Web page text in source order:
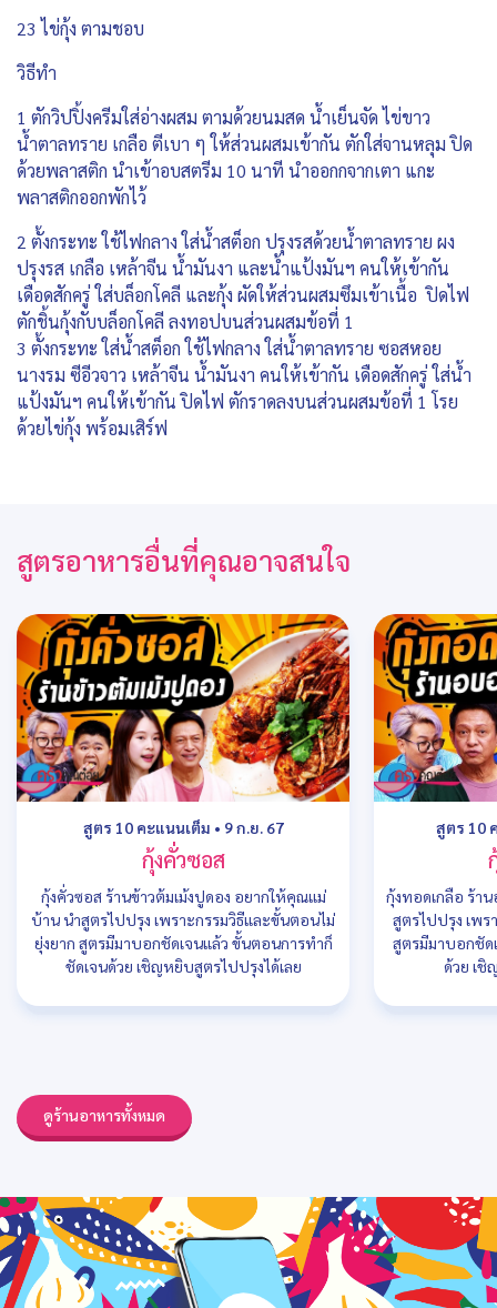
23 ไข่กุ้ง ตามชอบ
วิธีทำ
1 ตักวิปปิ้งครีมใส่อ่างผสม ตามด้วยนมสด น้ำเย็นจัด ไข่ขาว
น้ำตาลทราย เกลือ ตีเบา ๆ ให้ส่วนผสมเข้ากัน ตักใส่จานหลุม ปิด
ด้วยพลาสติก นำเข้าอบสตรีม 10 นาที นำออกกจากเตา แกะ
พลาสติกออกพักไว้
2 ตั้งกระทะ ใช้ไฟกลาง ใส่น้ำสต็อก ปรุงรสด้วยน้ำตาลทราย ผง
ปรุงรส เกลือ เหล้าจีน น้ำมันงา และน้ำแป้งมันฯ คนให้เข้ากัน
เดือดสักครู่ ใส่บล็อกโคลี และกุ้ง ผัดให้ส่วนผสมซึมเข้าเนื้อ ปิดไฟ
ตักชิ้นกุ้งกับบล็อกโคลี ลงทอปบนส่วนผสมข้อที่ 1
3 ตั้งกระทะ ใส่น้ำสต็อก ใช้ไฟกลาง ใส่น้ำตาลทราย ซอสหอย
นางรม ซีอีวจาว เหล้าจีน น้ำมันงา คนให้เข้ากัน เดือดสักครู่ ใส่น้ำ
แป้งมันฯ คนให้เข้ากัน ปิดไฟ ตักราดลงบนส่วนผสมข้อที่ 1 โรย
ด้วยไข่กุ้ง พร้อมเสิร์ฟ
สูตรอาหารอื่นที่คุณอาจสนใจ
สูตร 10 คะแนนเต็ม • 9 ก.ย. 67
กุ้งคั่วซอส
กุ้งคั่วซอส ร้านข้าวต้มเม้งปูดอง อยากให้คุณแม่
บ้าน นำสูตรไปปรุง เพราะกรรมวิธีและขั้นตอนไม่
ยุ่งยาก สูตรมีมาบอกชัดเจนแล้ว ขั้นตอนการทำก็
ชัดเจนด้วย เชิญหยิบสูตรไปปรุงได้เลย
สูตร 10
กุ้งทอดเกลือ ร้า
สูตรไปปรุง เพร
สูตรมีมาบอกชัด
ด้วย เชิ
ดูร้านอาหารทั้งหมด